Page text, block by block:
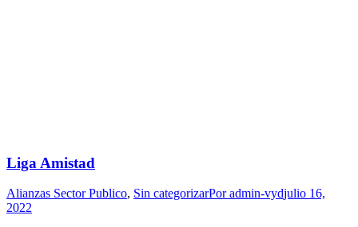
Liga Amistad
Alianzas Sector Publico, Sin categorizarPoradmin-vydjulio 16,
2022